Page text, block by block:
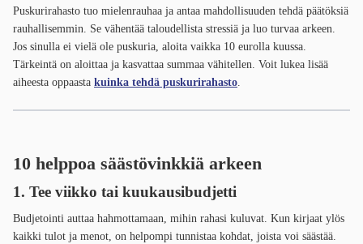
Puskurirahasto tuo mielenrauhaa ja antaa mahdollisuuden tehdä päätöksiä
rauhallisemmin. Se vähentää taloudellista stressiä ja luo turvaa arkeen.
Jos sinulla ei vielä ole puskuria, aloita vaikka 10 eurolla kuussa.
Tärkeintä on aloittaa ja kasvattaa summaa vähitellen. Voit lukea lisää
aiheesta oppaasta kuinka tehdä puskurirahasto.
10 helppoa säästövinkkiä arkeen
1. Tee viikko tai kuukausibudjetti
Budjetointi auttaa hahmottamaan, mihin rahasi kuluvat. Kun kirjaat ylös
kaikki tulot ja menot, on helpompi tunnistaa kohdat, joista voi säästää.